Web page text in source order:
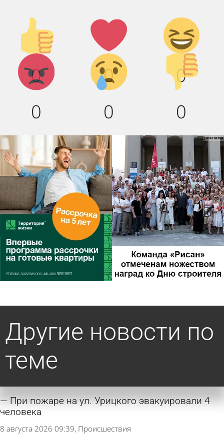
Палец
вверх!
0
Лайк!
0
Дикий
смех!
0
Агрессия!
0
Грусть :
(
0
Палец
вниз!
0
Другие новости по
теме
При пожаре на ул. Урицкого эвакуировали 4
человека
8 августа 2026 09:39 Происшествия